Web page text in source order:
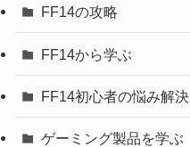
FF14の攻略
FF14から学ぶ
FF14初心者の悩み解決
ゲーミング製品を学ぶ